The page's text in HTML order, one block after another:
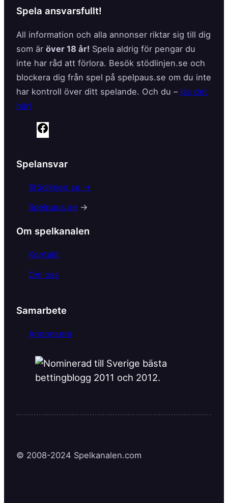
Spela ansvarsfullt!
All information och alla annonser riktar sig till dig
som är över 18 år! Spela aldrig för pengar du
inte har råd att förlora. Besök stödlinjen.se och
blockera dig från spel på spelpaus.se om du inte
har kontroll över ditt spelande. Och du – läs det
här!
e
b
o
k
Spelansvar
Stödlinjen.se →
Spelpaus.se →
Om spelkanalen
Kontakt
Om oss
Samarbete
Annonsera
© 2008-2024 Spelkanalen.com